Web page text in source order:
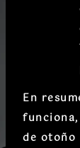
En
funciona
de otoño